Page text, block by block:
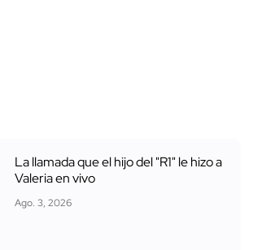
La llamada que el hijo del "R1" le hizo a
Valeria en vivo
Ago. 3, 2026